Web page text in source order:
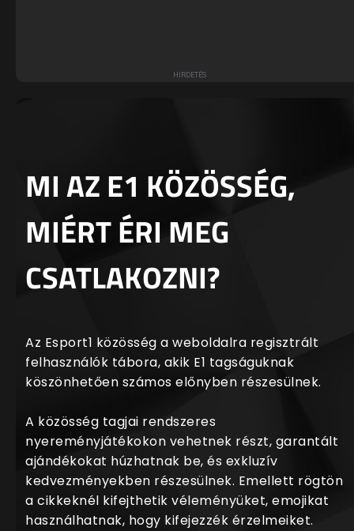
MI AZ E1 KÖZÖSSÉG,
MIÉRT ÉRI MEG
CSATLAKOZNI?
Az Esport1 közösség a weboldalra regisztrált
felhasználók tábora, akik E1 tagságuknak
köszönhetően számos előnyben részesülnek.
A közösség tagjai rendszeres
nyereményjátékokon vehetnek részt, garantált
ajándékokat húzhatnak be, és exkluzív
kedvezményekben részesülnek. Emellett rögtön
a cikkeknél kifejthetik véleményüket, emojikat
használhatnak, hogy kifejezzék érzelmeiket.